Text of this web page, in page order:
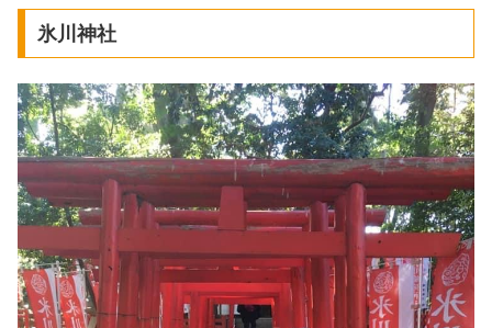
氷川神社